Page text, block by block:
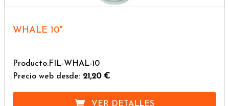
WHALE 10"
Producto:FIL-WHAL-10
Precio web desde: 21,20 €
VER DETALLES